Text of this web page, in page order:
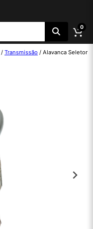
0
/ Transmissão / Alavanca Seletor